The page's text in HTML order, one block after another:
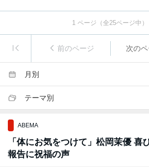
1ページ（全25ページ中）
前のページ 次の
月別
テーマ別
ABEMA
「体にお気をつけて」松岡茉優 喜
報告に祝福の声